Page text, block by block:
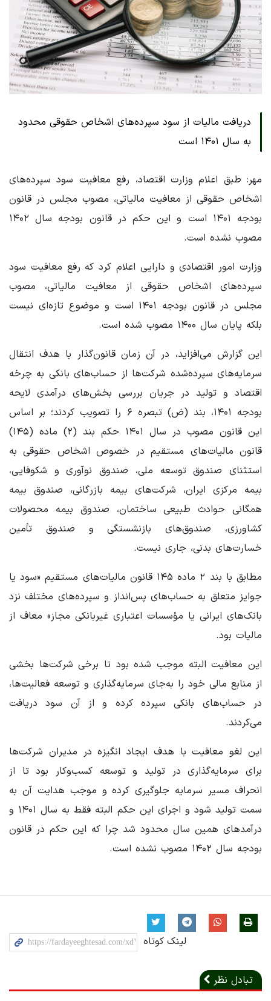
دریافت مالیات از سود سپرده‌های اشخاص حقوقی محدود
به سال ۱۴۰۱ است
مهر: طبق اعلام وزارت اقتصاد، رفع معافیت سود سپرده‌های
اشخاص حقوقی از معافیت مالیاتی، مصوب مجلس در قانون
بودجه ۱۴۰۱ است و این حکم در قانون بودجه سال ۱۴۰۲
مصوب نشده است.
وزارت امور اقتصادی و دارایی اعلام کرد که رفع معافیت سود
سپرده‌های اشخاص حقوقی از معافیت مالیاتی، مصوب
مجلس در قانون بودجه ۱۴۰۱ است و موضوع تازه‌ای نیست
بلکه پایان سال ۱۴۰۰ مصوب شده است.
این گزارش می‌افزاید، در آن زمان قانون‌گذار با هدف انتقال
سرمایه‌های سپرده‌شده شرکت‌ها از حساب‌های بانکی به چرخه
اقتصاد و تولید در جریان بررسی بخش‌های درآمدی لایحه
بودجه ۱۴۰۱، بند (ض) تبصره ۶ را تصویب کردند؛ بر اساس
این قانون مصوب در سال ۱۴۰۱ حکم بند (۲) ماده (۱۴۵)
قانون مالیات‌های مستقیم در خصوص اشخاص حقوقی به
استثنای صندوق توسعه ملی، صندوق نوآوری و شکوفایی،
بیمه مرکزی ایران، شرکت‌های بیمه بازرگانی، صندوق بیمه
همگانی حوادث طبیعی ساختمان، صندوق بیمه محصولات
کشاورزی، صندوق‌های بازنشستگی و صندوق تأمین
خسارت‌های بدنی، جاری نیست.
مطابق با بند ۲ ماده ۱۴۵ قانون مالیات‌های مستقیم «سود یا
جوایز متعلق به حساب‌های پس‌انداز و سپرده‌های مختلف نزد
بانک‌های ایرانی یا مؤسسات اعتباری غیربانکی مجاز» معاف از
مالیات بود.
این معافیت البته موجب شده بود تا برخی شرکت‌‎ها بخشی
از منابع مالی خود را به‌جای سرمایه‌گذاری و توسعه فعالیت‌ها،
در حساب‌های بانکی سپرده کرده و از آن سود دریافت
می‌کردند.
این لغو معافیت با هدف ایجاد انگیزه در مدیران شرکت‌ها
برای سرمایه‌گذاری در تولید و توسعه کسب‌وکار بود تا از
انحراف مسیر سرمایه جلوگیری کرده و موجب هدایت آن به
سمت تولید شود و اجرای این حکم البته فقط به سال ۱۴۰۱ و
درآمدهای همین سال محدود شد چرا که این حکم در قانون
بودجه سال ۱۴۰۲ مصوب نشده است.
لینک کوتاه
تبادل نظر